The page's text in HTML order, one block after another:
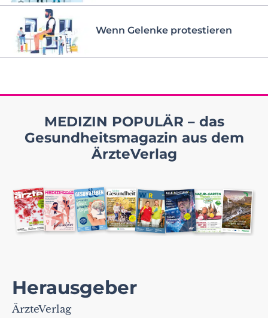
Wenn Gelenke protestieren
MEDIZIN POPULÄR – das
Gesundheitsmagazin aus dem
ÄrzteVerlag
Herausgeber
ÄrzteVerlag